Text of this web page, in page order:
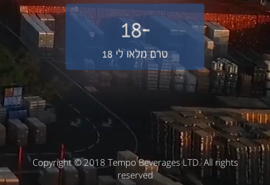
-18
טרם מלאו לי 18
Copyright © 2018 Tempo Beverages LTD. All rights
reserved